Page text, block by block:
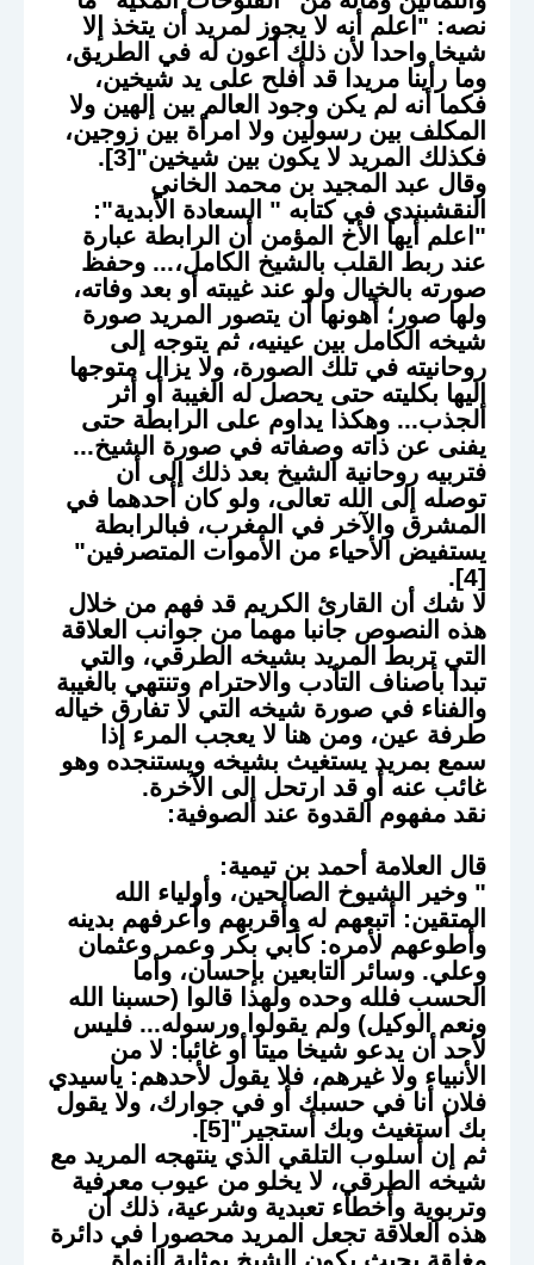
نصه: "اعلم أنه لا يجوز لمريد أن يتخذ إلا
شيخا واحدا لأن ذلك أعون له في الطريق،
وما رأينا مريدا قد أفلح على يد شيخين،
فكما أنه لم يكن وجود العالم بين إلهين ولا
المكلف بين رسولين ولا امرأة بين زوجين،
فكذلك المريد لا يكون بين شيخين"[3].
وقال عبد المجيد بن محمد الخاني
النقشبندي في كتابه " السعادة الأبدية":
"اعلم أيها الأخ المؤمن أن الرابطة عبارة
عند ربط القلب بالشيخ الكامل،... وحفظ
صورته بالخيال ولو عند غيبته أو بعد وفاته،
ولها صور؛ أهونها أن يتصور المريد صورة
شيخه الكامل بين عينيه، ثم يتوجه إلى
روحانيته في تلك الصورة، ولا يزال متوجها
إليها بكليته حتى يحصل له الغيبة أو أثر
الجذب... وهكذا يداوم على الرابطة حتى
يفنى عن ذاته وصفاته في صورة الشيخ...
فتربيه روحانية الشيخ بعد ذلك إلى أن
توصله إلى الله تعالى، ولو كان أحدهما في
المشرق والآخر في المغرب، فبالرابطة
يستفيض الأحياء من الأموات المتصرفين"
[4].
لا شك أن القارئ الكريم قد فهم من خلال
هذه النصوص جانبا مهما من جوانب العلاقة
التي تربط المريد بشيخه الطرقي، والتي
تبدأ بأصناف التأدب والاحترام وتنتهي بالغيبة
والفناء في صورة شيخه التي لا تفارق خياله
طرفة عين، ومن هنا لا يعجب المرء إذا
سمع بمريد يستغيث بشيخه ويستنجده وهو
غائب عنه أو قد ارتحل إلى الآخرة.
نقد مفهوم القدوة عند الصوفية:
قال العلامة أحمد بن تيمية:
" وخير الشيوخ الصالحين، وأولياء الله
المتقين: أتبعهم له وأقربهم وأعرفهم بدينه
وأطوعهم لأمره: كأبي بكر وعمر وعثمان
وعلي. وسائر التابعين بإحسان، وأما
الحسب فلله وحده ولهذا قالوا (حسبنا الله
ونعم الوكيل) ولم يقولوا ورسوله... فليس
لأحد أن يدعو شيخا ميتا أو غائبا: لا من
الأنبياء ولا غيرهم، فلا يقول لأحدهم: ياسيدي
فلان أنا في حسبك أو في جوارك، ولا يقول
بك أستغيث وبك أستجير"[5].
ثم إن أسلوب التلقي الذي ينتهجه المريد مع
شيخه الطرقي، لا يخلو من عيوب معرفية
وتربوية وأخطاء تعبدية وشرعية، ذلك أن
هذه العلاقة تجعل المريد محصورا في دائرة